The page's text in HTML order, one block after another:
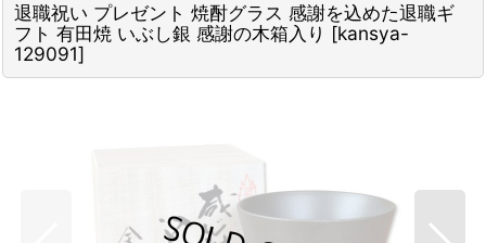
退職祝い プレゼント 焼酎グラス 感謝を込めた退職ギ
フト 有田焼 いぶし銀 感謝の木箱入り [kansya-
129091]